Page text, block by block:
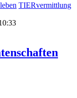
TIERvermittlung